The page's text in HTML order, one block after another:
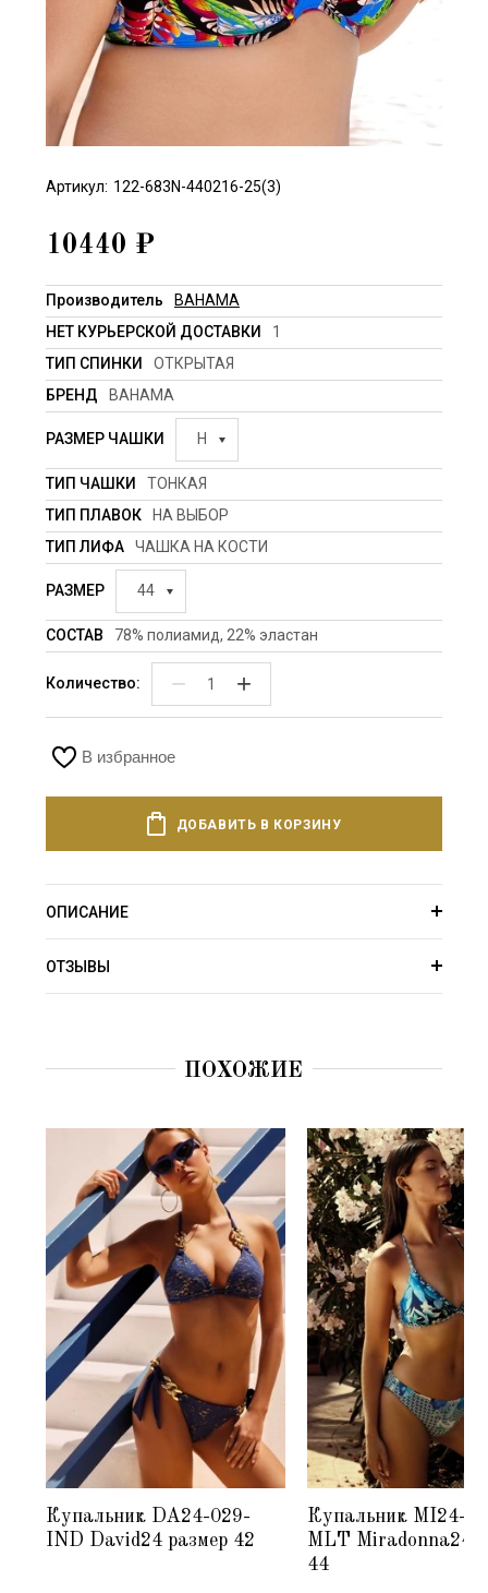
Артикул: 122-683N-440216-25(3)
10440 ₽
Производитель
BAHAMA
НЕТ КУРЬЕРСКОЙ ДОСТАВКИ
1
ТИП СПИНКИ
ОТКРЫТАЯ
БРЕНД
BAHAMA
РАЗМЕР ЧАШКИ H
ТИП ЧАШКИ
ТОНКАЯ
ТИП ПЛАВОК
НА ВЫБОР
ТИП ЛИФА
ЧАШКА НА КОСТИ
РАЗМЕР 44
СОСТАВ 78% полиамид, 22% эластан
Количество: − +
В избранное
ДОБАВИТЬ В КОРЗИНУ
ОПИСАНИЕ
ОТЗЫВЫ
ПОХОЖИЕ
Купальник DA24-029-
IND David24 размер 42
Купальник MI24-
MLT Miradonna24
44